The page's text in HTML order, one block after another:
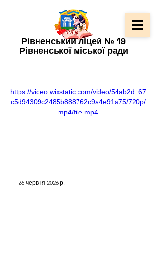
Рівненський ліцей № 19
Рівненської міської ради
https://video.wixstatic.com/video/54ab2d_67
c5d94309c2485b888762c9a4e91a75/720p/
mp4/file.mp4
26 червня 2026 р.